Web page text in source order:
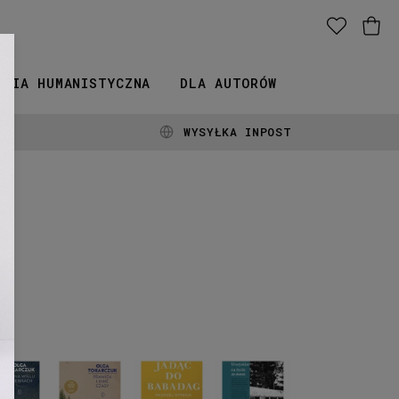
HUMANISTYCZNA DLA AUTORÓW
WYSYŁKA INPOST
Prawiek
inne
Jadąc
do
Babadag,
Wszystko
życie,